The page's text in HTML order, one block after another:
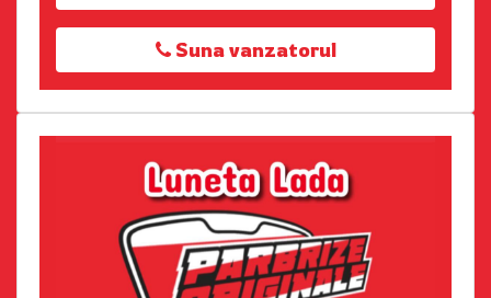
Suna vanzatorul